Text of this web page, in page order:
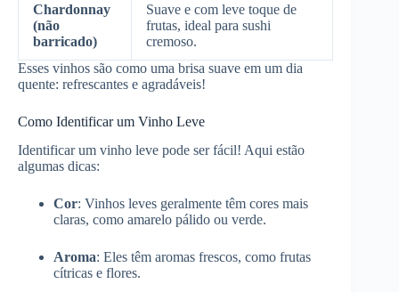
Chardonnay
(não
barricado)
Suave e com leve toque de
frutas, ideal para sushi
cremoso.
Esses vinhos são como uma brisa suave em um dia
quente: refrescantes e agradáveis!
Como Identificar um Vinho Leve
Identificar um vinho leve pode ser fácil! Aqui estão
algumas dicas:
Cor: Vinhos leves geralmente têm cores mais
claras, como amarelo pálido ou verde.
Aroma: Eles têm aromas frescos, como frutas
cítricas e flores.